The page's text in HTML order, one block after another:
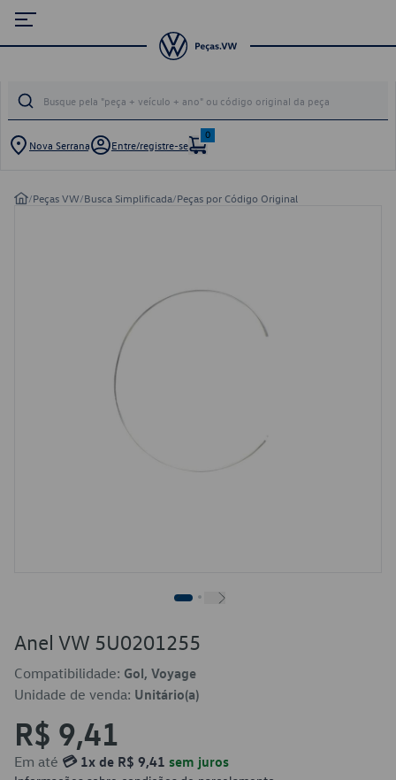
Nova Serrana Entre/registre-se
0
/Peças VW/Busca Simplificada/Peças por Código Original
Anel VW 5U0201255
Compatibilidade: Gol, Voyage
Unidade de venda: Unitário(a)
R$ 9,41
Em até 💳 1x de R$ 9,41 sem juros